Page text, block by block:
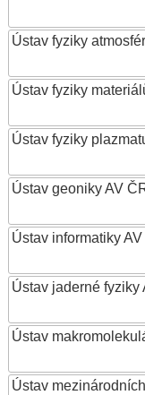
Ústav fyziky
Ústav fyziky
Ústav fyziky
Ústav geoniky AV
Ústav informatiky
Ústav jaderné fyziky
Ústav
Ústav